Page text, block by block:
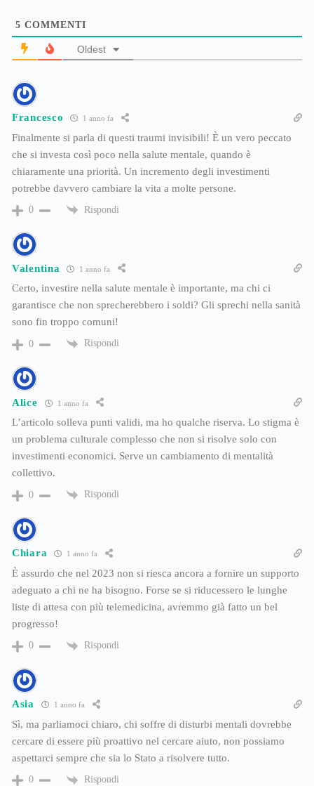
5 COMMENTI
Oldest
Francesco 1 anno fa
Finalmente si parla di questi traumi invisibili! È un vero peccato
che si investa così poco nella salute mentale, quando è
chiaramente una priorità. Un incremento degli investimenti
potrebbe davvero cambiare la vita a molte persone.
0 Rispondi
Valentina 1 anno fa
Certo, investire nella salute mentale è importante, ma chi ci
garantisce che non sprecherebbero i soldi? Gli sprechi nella sanità
sono fin troppo comuni!
0 Rispondi
Alice 1 anno fa
L’articolo solleva punti validi, ma ho qualche riserva. Lo stigma è
un problema culturale complesso che non si risolve solo con
investimenti economici. Serve un cambiamento di mentalità
collettivo.
0 Rispondi
Chiara 1 anno fa
È assurdo che nel 2023 non si riesca ancora a fornire un supporto
adeguato a chi ne ha bisogno. Forse se si riducessero le lunghe
liste di attesa con più telemedicina, avremmo già fatto un bel
progresso!
0 Rispondi
Asia 1 anno fa
Sì, ma parliamoci chiaro, chi soffre di disturbi mentali dovrebbe
cercare di essere più proattivo nel cercare aiuto, non possiamo
aspettarci sempre che sia lo Stato a risolvere tutto.
0 Rispondi